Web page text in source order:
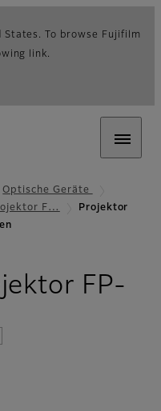
States. To browse Fujifilm
link.
Optische Geräte
F…
Projektor
FP-